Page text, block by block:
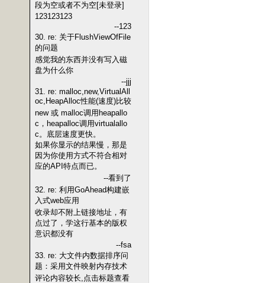
段为空或者不为空[未登录]
123123123
--123
30. re: 关于FlushViewOfFile
的问题
感觉我的东西并没有写入磁
盘为什么你
--jjj
31. re: malloc,new,VirtualAll
oc,HeapAlloc性能(速度)比较
new 或 malloc调用heapallo
c，heapalloc调用virtualallo
c。底层速度更快。
如果你显示的结果慢，那是
因为你使用方式不符合相对
应的API特点而已。
--看到了
32. re: 利用GoAhead构建嵌
入式web应用
收录却不附上链接地址，有
点过了，学这行基本的版权
意识都没有
--fsa
33. re: 大文件内数据排序问
题：采用文件映射内存技术
评论内容较长,点击标题查看